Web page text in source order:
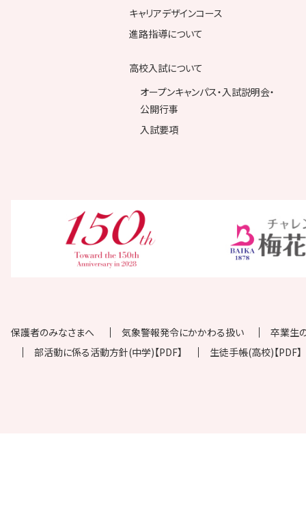
キャリアデザインコース
進路指導について
高校入試について
オープンキャンパス・入試説明会・
公開行事
入試要項
保護者のみなさまへ 気象警報発令にかかわる扱い
卒業生
部活動に係る活動方針(中学)【PDF】
生徒手帳(高校)【PDF】